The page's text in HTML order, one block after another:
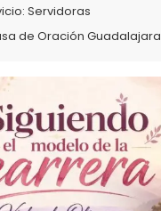
Servidoras
de Oración Guadalajara